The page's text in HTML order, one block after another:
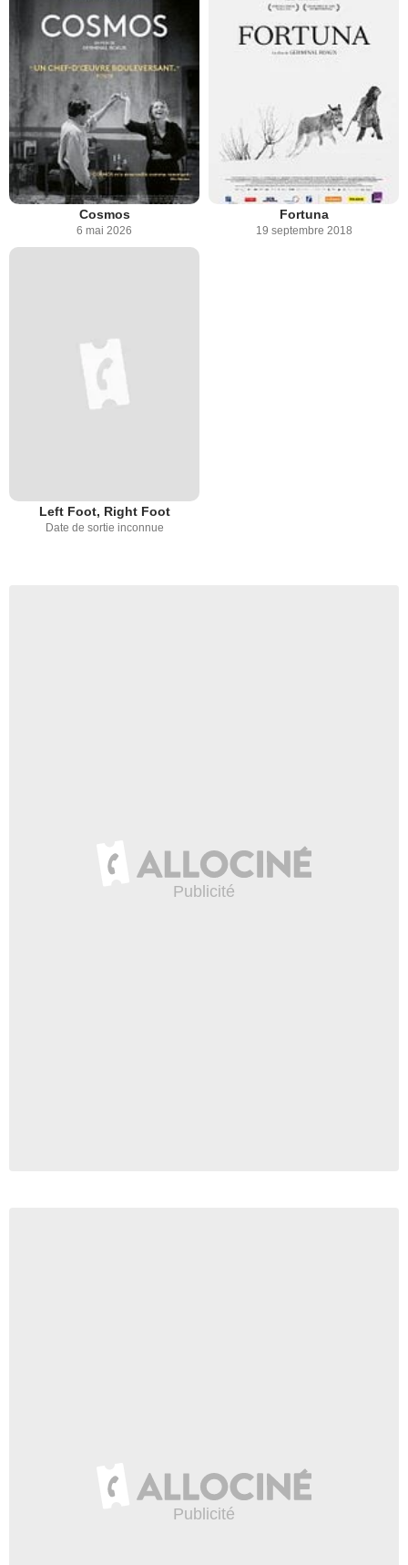
Cosmos
6 mai 2026
Fortuna
19 septembre 2018
Left Foot, Right Foot
Date de sortie inconnue